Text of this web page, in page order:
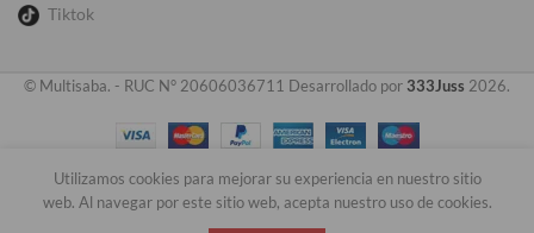
Tiktok
© Multisaba. - RUC N° 20606036711 Desarrollado por 333Juss 2026.
0
Utilizamos cookies para mejorar su experiencia en nuestro sitio
web. Al navegar por este sitio web, acepta nuestro uso de cookies.